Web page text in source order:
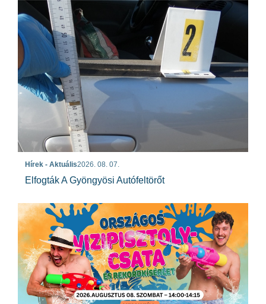
Hírek - Aktuális2026. 08. 07.
Elfogták A Gyöngyösi Autófeltörőt